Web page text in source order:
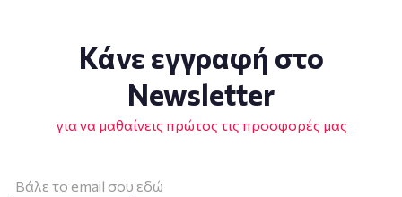
Κάνε εγγραφή στο
Newsletter
για να μαθαίνεις πρώτος τις προσφορές μας